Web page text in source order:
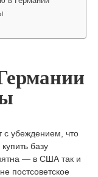
с убеждением, что
базу
— в США так и
постсоветское